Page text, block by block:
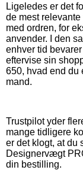
Ligeledes er det
de mest
med ordren, for
anvender. I den
enhver tid
eftervise sin
650, hvad end du
mand.
Trustpilot yder
mange tidligere
er det klogt, at du
Designervægt
din bestilling.